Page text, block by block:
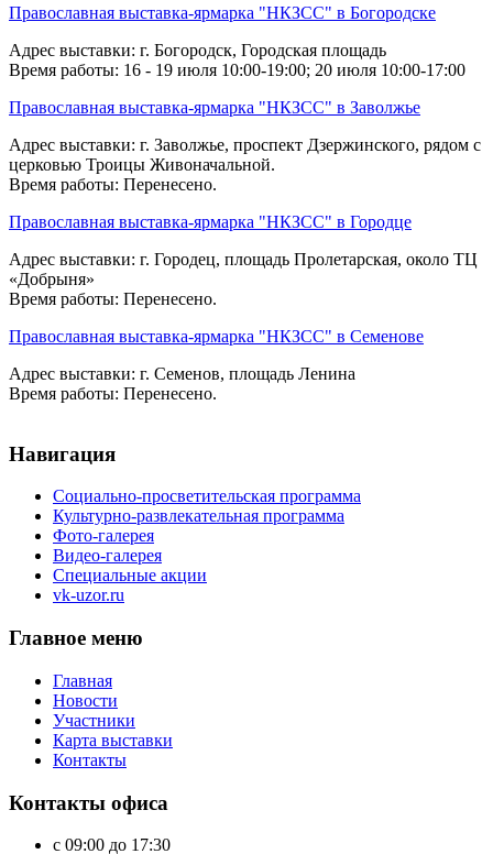
Православная выставка-ярмарка "НКЗСС" в Богородске
Адрес выставки: г. Богородск, Городская площадь
Время работы: 16 - 19 июля 10:00-19:00; 20 июля 10:00-17:00
Православная выставка-ярмарка "НКЗСС" в Заволжье
Адрес выставки: г. Заволжье, проспект Дзержинского, рядом с
церковью Троицы Живоначальной.
Время работы: Перенесено.
Православная выставка-ярмарка "НКЗСС" в Городце
Адрес выставки: г. Городец, площадь Пролетарская, около ТЦ
«Добрыня»
Время работы: Перенесено.
Православная выставка-ярмарка "НКЗСС" в Семенове
Адрес выставки: г. Семенов, площадь Ленина
Время работы: Перенесено.
Навигация
Социально-просветительская программа
Культурно-развлекательная программа
Фото-галерея
Видео-галерея
Специальные акции
vk-uzor.ru
Главное меню
Главная
Новости
Участники
Карта выставки
Контакты
Контакты офиса
с 09:00 до 17:30